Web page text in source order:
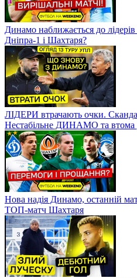
Динамо наближається до
Дніпра-1 і Шахтаря?
ЛІДЕРИ втрачають очки.
Нестабільне ДИНАМО та
Нова надія Динамо, останній
ТОП-матч Шахтаря